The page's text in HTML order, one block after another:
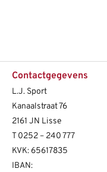
Contactgegevens
L.J. Sport
Kanaalstraat 76
2161 JN Lisse
T 0252 – 240 777
KVK: 65617835
IBAN: